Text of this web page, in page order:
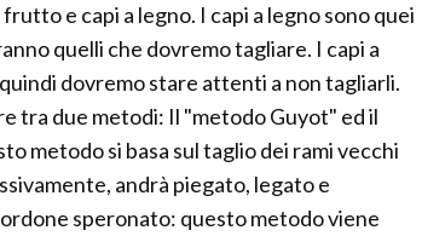
e capi a legno. I capi a legno sono quei
quelli che dovremo tagliare. I capi a
dovremo stare attenti a non tagliarli.
tra due metodi: Il "metodo Guyot" ed il
metodo si basa sul taglio dei rami vecchi
andrà piegato, legato e
speronato: questo metodo viene